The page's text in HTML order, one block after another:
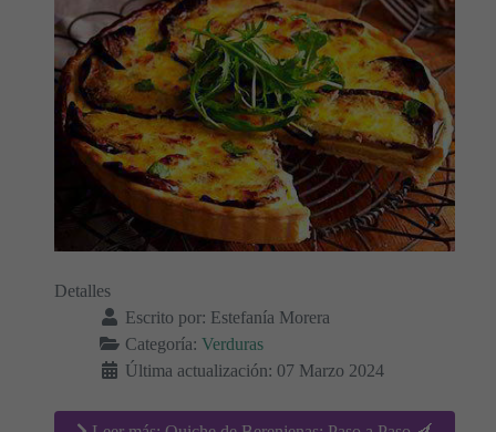
Detalles
Escrito por: Estefanía Morera
Categoría: Verduras
Última actualización: 07 Marzo 2024